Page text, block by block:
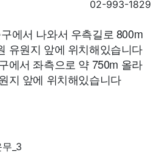
02-993-1829
에서 나와서 우측길로 800m
유원지 앞에 위치해있습니다
에서 좌측으로 약 750m 올라
지 앞에 위치해있습니다